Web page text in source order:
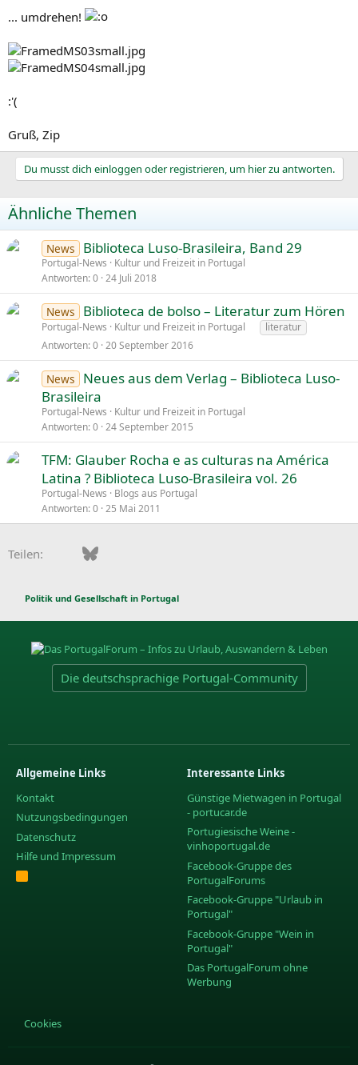
... umdrehen!
:'(
Gruß, Zip
Du musst dich einloggen oder registrieren, um hier zu antworten.
Ähnliche Themen
News Biblioteca Luso-Brasileira, Band 29
Portugal-News
Kultur und Freizeit in Portugal
Antworten 0 24 Juli 2018
News Biblioteca de bolso – Literatur zum Hören
Portugal-News Kultur und Freizeit in Portugal
literatur
Antworten 0 20 September 2016
News
Neues aus dem Verlag – Biblioteca Luso-
Brasileira
Portugal-News
Kultur und Freizeit in Portugal
Antworten 0 24 September 2015
TFM: Glauber Rocha e as culturas na América
Latina ? Biblioteca Luso-Brasileira vol. 26
Portugal-News
Blogs aus Portugal
Antworten 0 25 Mai 2011
Teilen: FacebookBluesky
Politik und Gesellschaft in Portugal
Die deutschsprachige Portugal-Community
Allgemeine Links
Kontakt
Nutzungsbedingungen
Datenschutz
Hilfe und Impressum
R
Interessante Links
Günstige Mietwagen in Portugal
- portucar.de
Portugiesische Weine -
vinhoportugal.de
Facebook-Gruppe des
PortugalForums
Facebook-Gruppe "Urlaub in
Portugal"
Facebook-Gruppe "Wein in
Portugal"
Das PortugalForum ohne
Werbung
Cookies